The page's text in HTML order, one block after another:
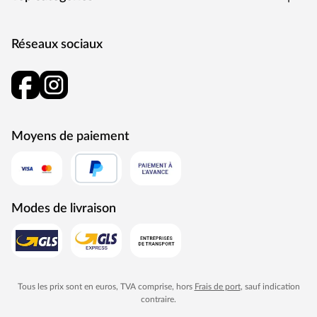
Réseaux sociaux
Moyens de paiement
Modes de livraison
Tous les prix sont en euros, TVA comprise, hors Frais de port, sauf indication
contraire.